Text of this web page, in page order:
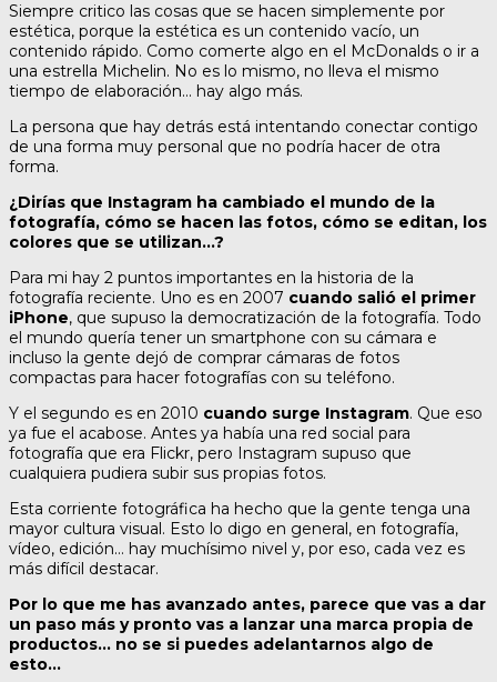
Siempre critico las cosas que se hacen simplemente por
estética, porque la estética es un contenido vacío, un
contenido rápido. Como comerte algo en el McDonalds o ir a
una estrella Michelin. No es lo mismo, no lleva el mismo
tiempo de elaboración… hay algo más.
La persona que hay detrás está intentando conectar contigo
de una forma muy personal que no podría hacer de otra
forma.
¿Dirías que Instagram ha cambiado el mundo de la
fotografía, cómo se hacen las fotos, cómo se editan, los
colores que se utilizan…?
Para mi hay 2 puntos importantes en la historia de la
fotografía reciente. Uno es en 2007 cuando salió el primer
iPhone, que supuso la democratización de la fotografía. Todo
el mundo quería tener un smartphone con su cámara e
incluso la gente dejó de comprar cámaras de fotos
compactas para hacer fotografías con su teléfono.
Y el segundo es en 2010 cuando surge Instagram. Que eso
ya fue el acabose. Antes ya había una red social para
fotografía que era Flickr, pero Instagram supuso que
cualquiera pudiera subir sus propias fotos.
Esta corriente fotográfica ha hecho que la gente tenga una
mayor cultura visual. Esto lo digo en general, en fotografía,
vídeo, edición… hay muchísimo nivel y, por eso, cada vez es
más difícil destacar.
Por lo que me has avanzado antes, parece que vas a dar
un paso más y pronto vas a lanzar una marca propia de
productos… no se si puedes adelantarnos algo de
esto…